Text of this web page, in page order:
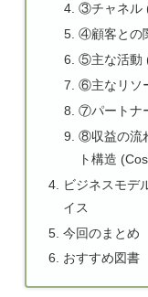
③チャネル
④顧客との
⑤主な活動
⑥主なリソ
⑦パートナ
⑧収益の流
ト構造
ビジネスモデ
イス
今回のまとめ
おすすめ図書